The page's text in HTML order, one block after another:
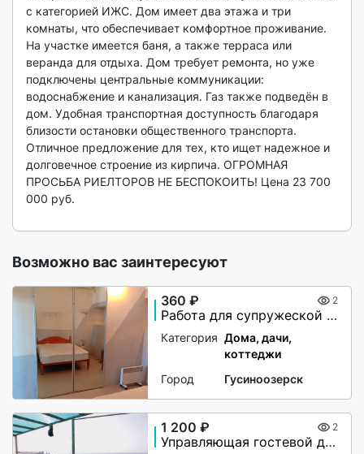
с категорией ИЖС. Дом имеет два этажа и три
комнаты, что обеспечивает комфортное проживание.
На участке имеется баня, а также терраса или
веранда для отдыха. Дом требует ремонта, но уже
подключены центральные коммуникации:
водоснабжение и канализация. Газ также подведён в
дом. Удобная транспортная доступность благодаря
близости остановки общественного транспорта.
Отличное предложение для тех, кто ищет надежное и
долговечное строение из кирпича. ОГРОМНАЯ
ПРОСЬБА РИЕЛТОРОВ НЕ БЕСПОКОИТЬ! Цена 23 700
000 руб.
Возможно вас заинтересуют
360 ₽ 2
Работа для супружеской пары пенсионеров
Категория Дома, дачи,
коттеджи
Город
Гусиноозерск
1 200 ₽ 2
Управляющая гостевой дом